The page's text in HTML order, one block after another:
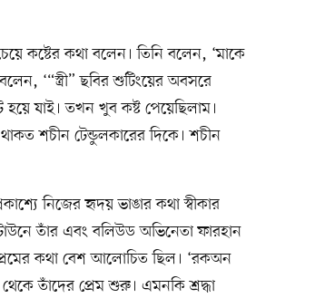
কষ্টের কথা বলেন। তিনি বলেন, ‘মাকে
‘“স্ত্রী” ছবির শুটিংয়ের অবসরে
যাই। তখন খুব কষ্ট পেয়েছিলাম।
শচীন টেন্ডুলকারের দিকে। শচীন
নিজের হৃদয় ভাঙার কথা স্বীকার
তাঁর এবং বলিউড অভিনেতা ফারহান
কথা বেশ আলোচিত ছিল। ‘রকঅন
তাঁদের প্রেম শুরু। এমনকি শ্রদ্ধা